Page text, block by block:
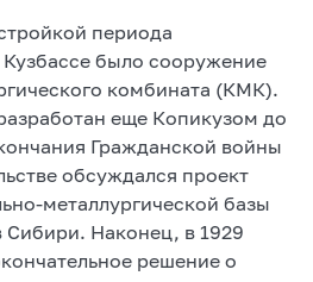
периода
было сооружение
комбината (КМК).
еще Копикузом до
Гражданской войны
обсуждался проект
металлургической базы
Сибири. Наконец, в 1929
решение о